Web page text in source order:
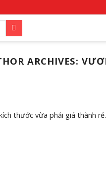
ARCHIVES:
thước vừa phải giá thành